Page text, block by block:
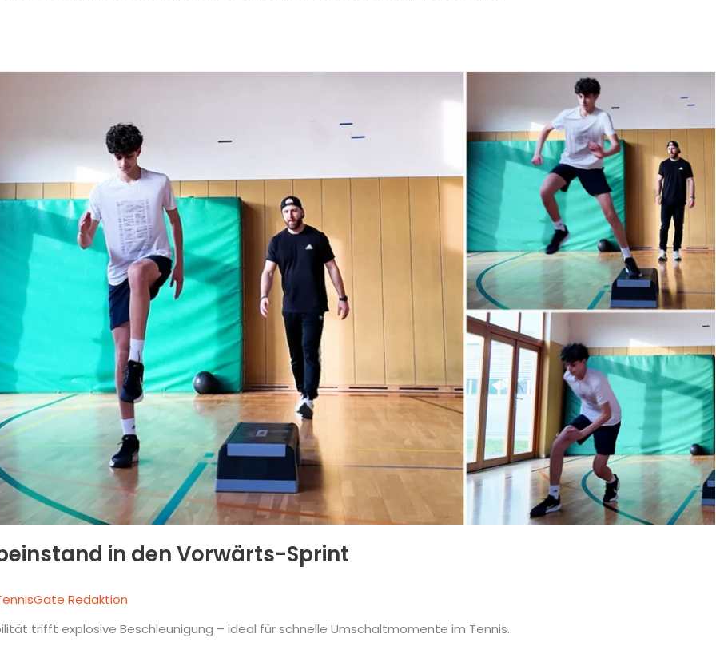
in den Vorwärts-Sprint
Redaktion
trifft explosive Beschleunigung – ideal für schnelle Umschaltmomente im Tennis.